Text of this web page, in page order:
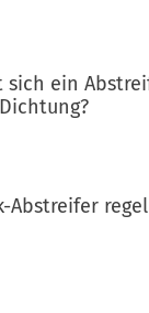
ein
Abstreifer